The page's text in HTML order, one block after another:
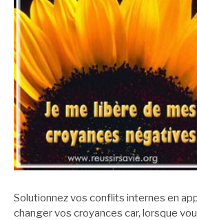
Solutionnez vos conflits internes en
changer vos croyances car, lorsque